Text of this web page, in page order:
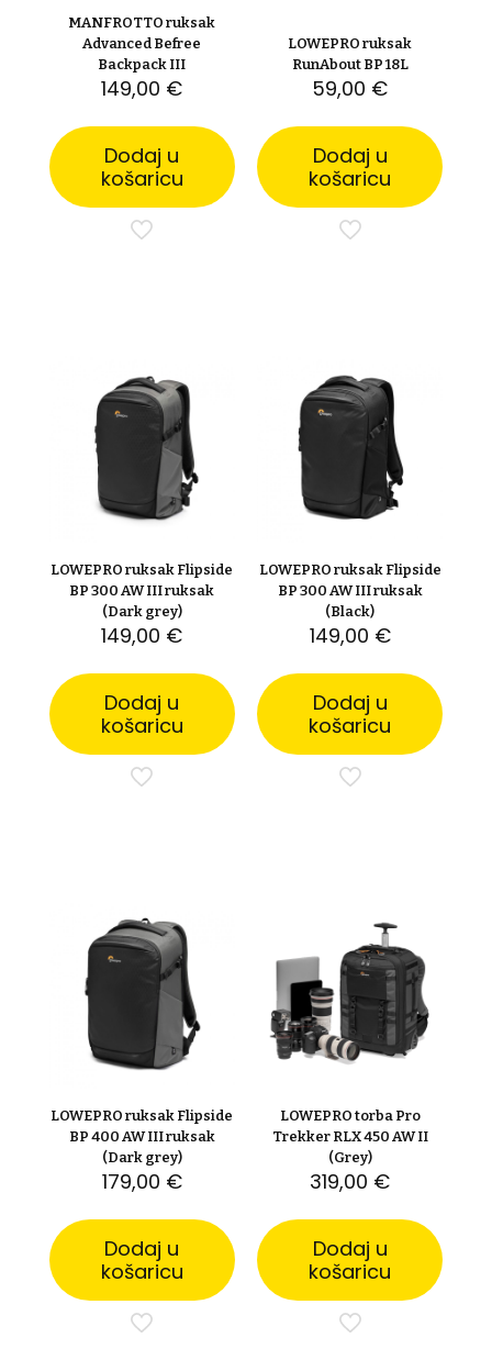
MANFROTTO ruksak
Advanced Befree
Backpack III
149,00 €
Dodaj u
košaricu
LOWEPRO ruksak
RunAbout BP 18L
59,00 €
Dodaj u
košaricu
LOWEPRO ruksak Flipside
BP 300 AW III ruksak
(Dark grey)
149,00 €
Dodaj u
košaricu
LOWEPRO ruksak Flipside
BP 300 AW III ruksak
(Black)
149,00 €
Dodaj u
košaricu
LOWEPRO ruksak Flipside
BP 400 AW III ruksak
(Dark grey)
179,00 €
Dodaj u
košaricu
LOWEPRO torba Pro
Trekker RLX 450 AW II
(Grey)
319,00 €
Dodaj u
košaricu